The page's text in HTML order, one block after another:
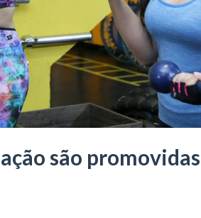
são